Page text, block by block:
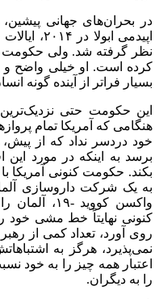
اپیدمی
نظر گرفته شد. ولی حکومت
کرده است. او خیلی واضح و
بسیار فراتر از آینده گونه
این حکومت حتی
هنگامی که آمریکا تمام
خود دردسر نداد که از پیش،
برسد به اینکه در مورد این
بکند. حکومت کنونی آمریکا
به یک شرکت داروسازی
واکسن
کنونی نهایتاً خط مشی خود
روی آورد، تعداد کمی از
نمی‌پذیرد، هرگز به
اعتبار همه چیز را به خود
را به دیگران.